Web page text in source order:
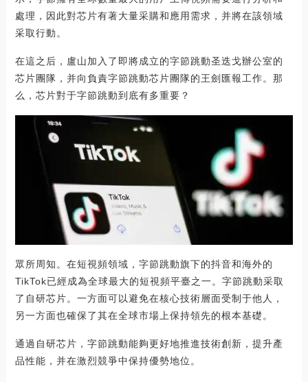
處理，因此對芯片有著大量采購和應用需求，并將在該領域
采取行動。
在這之后，盧山加入了即將成立的字節跳動圣迭戈辦公室的
芯片團隊，并向負責字節跳動芯片團隊的王劍匯報工作。那
么，芯片對于字節跳動到底有多重要？
眾所周知。在短視頻領域，字節跳動旗下的抖音和海外的
TikTok已經成為全球最大的短視頻平臺之一。字節跳動采取
了自研芯片。一方面可以避免在核心技術層面受制于他人，
另一方面也確保了其在全球市場上保持領先的根本基礎。
通過自研芯片，字節跳動能夠更好地推進技術創新，提升產
品性能，并在激烈競爭中保持優勢地位。